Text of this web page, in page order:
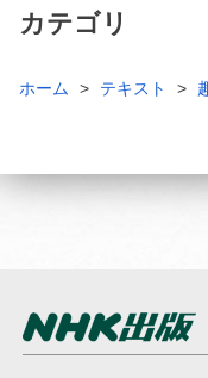
カテゴリ
ホーム テキスト